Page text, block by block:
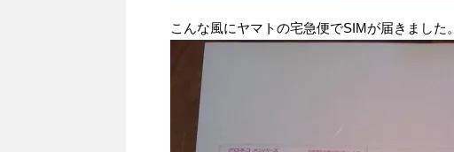
こんな風にヤマトの宅急便でSIMが届きました。